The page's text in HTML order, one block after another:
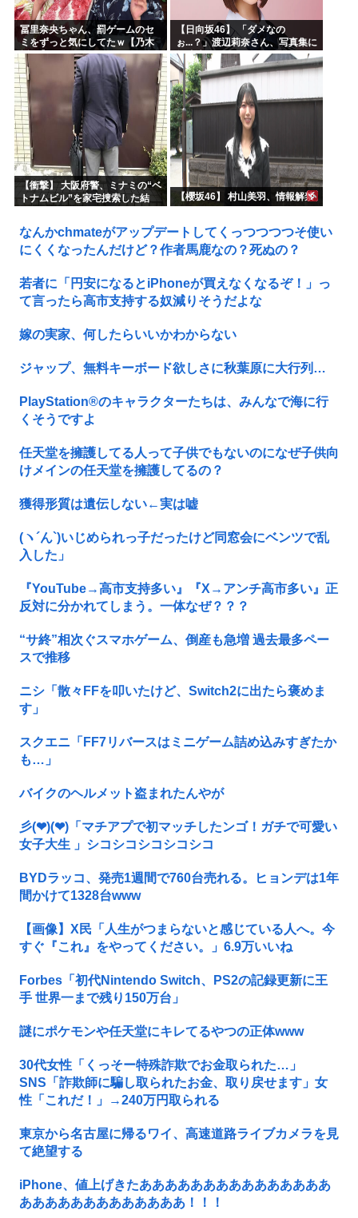
冨里奈央ちゃん、罰ゲームのセ
ミをずっと気にしてたｗ【乃木
坂46】
【日向坂46】 「ダメなの
ぉ...？」渡辺莉奈さん、写真集に
興味津々
【衝撃】 大阪府警、ミナミの“ベ
トナムビル”を家宅捜索した結
【櫻坂46】 村山美羽、情報解禁
なんかchmateがアップデートしてくっつつつつそ使い
にくくなったんだけど？作者馬鹿なの？死ぬの？
若者に「円安になるとiPhoneが買えなくなるぞ！」っ
て言ったら高市支持する奴減りそうだよな
嫁の実家、何したらいいかわからない
ジャップ、無料キーボード欲しさに秋葉原に大行列…
PlayStation®のキャラクターたちは、みんなで海に行
くそうですよ
任天堂を擁護してる人って子供でもないのになぜ子供向
けメインの任天堂を擁護してるの？
獲得形質は遺伝しない←実は嘘
(ヽ´ん`)いじめられっ子だったけど同窓会にベンツで乱
入した」
『YouTube→高市支持多い』『X→アンチ高市多い』正
反対に分かれてしまう。一体なぜ？？？
“サ終”相次ぐスマホゲーム、倒産も急増 過去最多ペー
スで推移
ニシ「散々FFを叩いたけど、Switch2に出たら褒めま
す」
スクエニ「FF7リバースはミニゲーム詰め込みすぎたか
も…」
バイクのヘルメット盗まれたんやが
彡(❤︎)(❤︎)「マチアプで初マッチしたンゴ！ガチで可愛い
女子大生 」シコシコシコシコシコ
BYDラッコ、発売1週間で760台売れる。ヒョンデは1年
間かけて1328台www
【画像】X民「人生がつまらないと感じている人へ。今
すぐ『これ』をやってください。」6.9万いいね
Forbes「初代Nintendo Switch、PS2の記録更新に王
手 世界一まで残り150万台」
謎にポケモンや任天堂にキレてるやつの正体www
30代女性「くっそー特殊詐欺でお金取られた…」
SNS「詐欺師に騙し取られたお金、取り戻せます」女
性「これだ！」→240万円取られる
東京から名古屋に帰るワイ、高速道路ライブカメラを見
て絶望する
iPhone、値上げきたあああああああああああああああ
あああああああああああああ！！！